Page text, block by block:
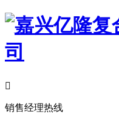

销售经理热线